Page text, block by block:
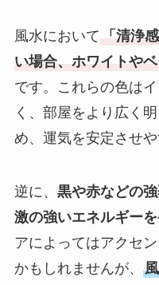
風水において
「清浄
い場合、ホワイトや
です。これらの色は
く、部屋をより広く
め、運気を安定させ
逆に、 黒や赤などの
激の強いエネルギー
アによってはアクセ
かもしれませんが、